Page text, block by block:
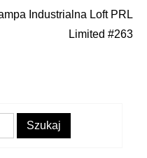
Industrialna Loft PRL
Limited #263
Szukaj